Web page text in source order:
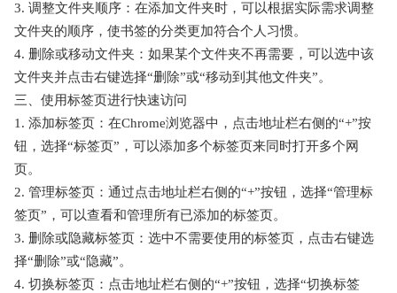
3. 调整文件夹顺序：在添加文件夹时，可以根据实际需求调整
文件夹的顺序，使书签的分类更加符合个人习惯。
4. 删除或移动文件夹：如果某个文件夹不再需要，可以选中该
文件夹并点击右键选择“删除”或“移动到其他文件夹”。
三、使用标签页进行快速访问
1. 添加标签页：在Chrome浏览器中，点击地址栏右侧的“+”按
钮，选择“标签页”，可以添加多个标签页来同时打开多个网
页。
2. 管理标签页：通过点击地址栏右侧的“+”按钮，选择“管理标
签页”，可以查看和管理所有已添加的标签页。
3. 删除或隐藏标签页：选中不需要使用的标签页，点击右键选
择“删除”或“隐藏”。
4. 切换标签页：点击地址栏右侧的“+”按钮，选择“切换标签